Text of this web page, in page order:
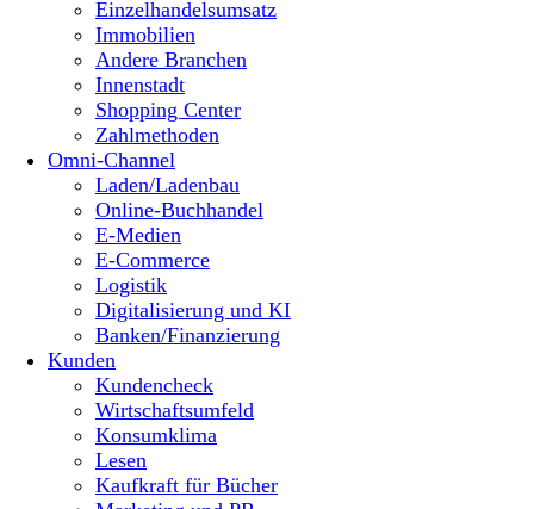
Einzelhandelsumsatz
Immobilien
Andere Branchen
Innenstadt
Shopping Center
Zahlmethoden
Omni-Channel
Laden/Ladenbau
Online-Buchhandel
E-Medien
E-Commerce
Logistik
Digitalisierung und KI
Banken/Finanzierung
Kunden
Kundencheck
Wirtschaftsumfeld
Konsumklima
Lesen
Kaufkraft für Bücher